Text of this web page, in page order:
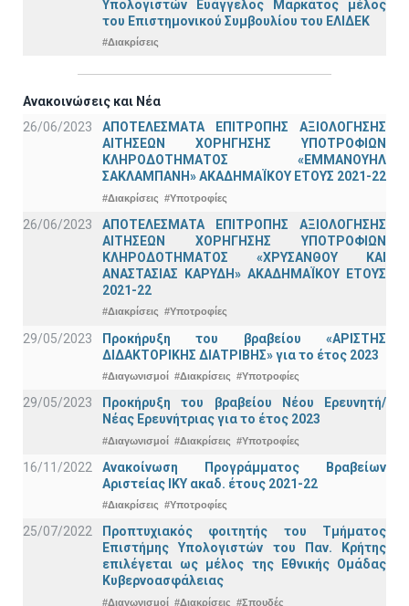
Υπολογιστών Ευάγγελος Μαρκάτος μέλος
του Επιστημονικού Συμβουλίου του ΕΛΙΔΕΚ
#Διακρίσεις
Ανακοινώσεις και Νέα
26/06/2023
ΑΠΟΤΕΛΕΣΜΑΤΑ ΕΠΙΤΡΟΠΗΣ ΑΞΙΟΛΟΓΗΣΗΣ
ΑΙΤΗΣΕΩΝ ΧΟΡΗΓΗΣΗΣ ΥΠΟΤΡΟΦΙΩΝ
ΚΛΗΡΟΔΟΤΗΜΑΤΟΣ «ΕΜΜΑΝΟΥΗΛ
ΣΑΚΛΑΜΠΑΝΗ» ΑΚΑΔΗΜΑΪΚΟΥ ΕΤΟΥΣ 2021-22
#Διακρίσεις #Υποτροφίες
26/06/2023
ΑΠΟΤΕΛΕΣΜΑΤΑ ΕΠΙΤΡΟΠΗΣ ΑΞΙΟΛΟΓΗΣΗΣ
ΑΙΤΗΣΕΩΝ ΧΟΡΗΓΗΣΗΣ ΥΠΟΤΡΟΦΙΩΝ
ΚΛΗΡΟΔΟΤΗΜΑΤΟΣ «ΧΡΥΣΑΝΘΟΥ ΚΑΙ
ΑΝΑΣΤΑΣΙΑΣ ΚΑΡΥΔΗ» ΑΚΑΔΗΜΑΪΚΟΥ ΕΤΟΥΣ
2021-22
#Διακρίσεις #Υποτροφίες
29/05/2023
Προκήρυξη του βραβείου «ΑΡΙΣΤΗΣ
ΔΙΔΑΚΤΟΡΙΚΗΣ ΔΙΑΤΡΙΒΗΣ» για το έτος 2023
#Διαγωνισμοί #Διακρίσεις #Υποτροφίες
29/05/2023
Προκήρυξη του βραβείου Νέου Ερευνητή/
Νέας Ερευνήτριας για το έτος 2023
#Διαγωνισμοί #Διακρίσεις #Υποτροφίες
16/11/2022
Ανακοίνωση Προγράμματος Βραβείων
Αριστείας ΙΚΥ ακαδ. έτους 2021-22
#Διακρίσεις #Υποτροφίες
25/07/2022
Προπτυχιακός φοιτητής του Τμήματος
Επιστήμης Υπολογιστών του Παν. Κρήτης
επιλέγεται ως μέλος της Εθνικής Ομάδας
Κυβερνοασφάλειας
#Διαγωνισμοί #Διακρίσεις #Σπουδές